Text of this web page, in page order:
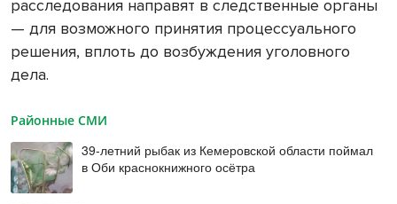
расследования направят в следственные органы
— для возможного принятия процессуального
решения, вплоть до возбуждения уголовного
дела.
Районные СМИ
39-летний рыбак из Кемеровской области поймал
в Оби краснокнижного осётра